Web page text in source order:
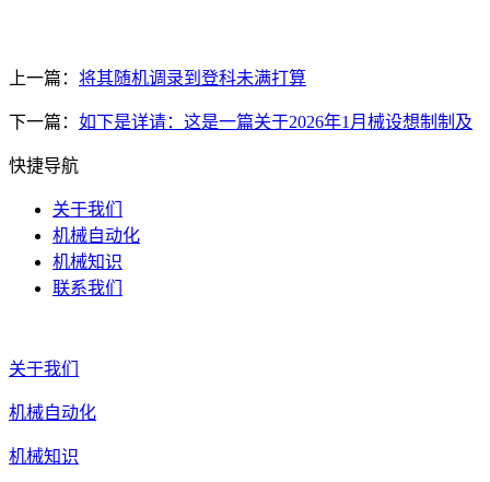
上一篇： 将其随机调录到登科未满打算
下一篇： 如下是详请：这是一篇关于2026年1月械设想制制及
快捷导航
关于我们
机械自动化
机械知识
联系我们
关于我们
机械自动化
机械知识